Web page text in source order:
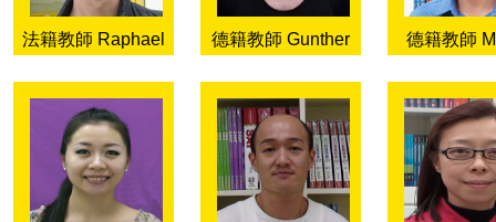
法籍教師 Raphael 德籍教師 Gunther 德籍教師